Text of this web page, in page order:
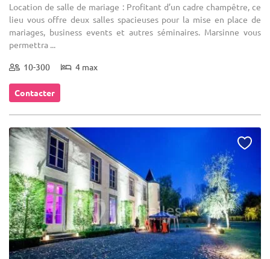
Location de salle de mariage : Profitant d’un cadre champêtre, ce
lieu vous offre deux salles spacieuses pour la mise en place de
mariages, business events et autres séminaires. Marsinne vous
permettra ...
10-300 4 max
Contacter